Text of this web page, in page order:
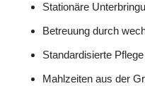
Stationäre
Betreuung durch
Standardisierte
Mahlzeiten aus der